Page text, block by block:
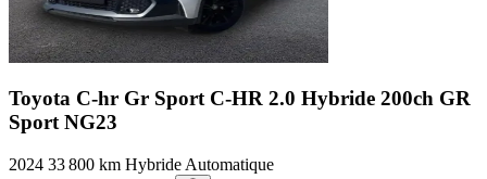
Toyota C-hr Gr Sport C-HR 2.0 Hybride 200ch GR
Sport NG23
2024 33 800 km Hybride Automatique